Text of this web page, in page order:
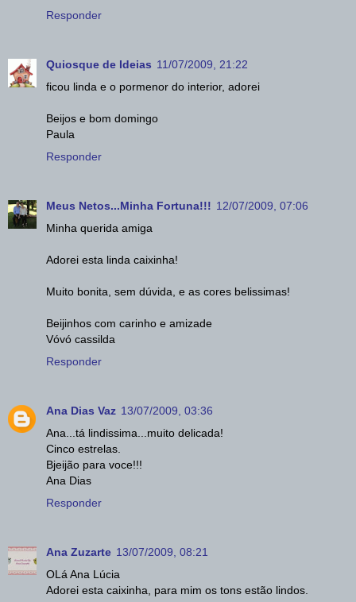
Responder
Quiosque de Ideias 11/07/2009, 21:22
ficou linda e o pormenor do interior, adorei
Beijos e bom domingo
Paula
Responder
Meus Netos...Minha Fortuna!!! 12/07/2009, 07:06
Minha querida amiga
Adorei esta linda caixinha!
Muito bonita, sem dúvida, e as cores belissimas!
Beijinhos com carinho e amizade
Vóvó cassilda
Responder
Ana Dias Vaz 13/07/2009, 03:36
Ana...tá lindissima...muito delicada!
Cinco estrelas.
Bjeijão para voce!!!
Ana Dias
Responder
Ana Zuzarte 13/07/2009, 08:21
OLá Ana Lúcia
Adorei esta caixinha, para mim os tons estão lindos.